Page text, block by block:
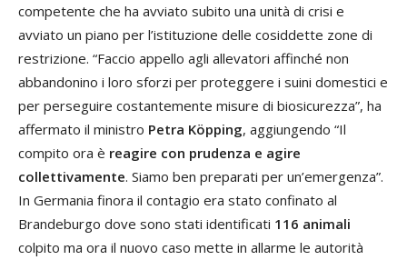
competente che ha avviato subito una unità di crisi e
avviato un piano per l’istituzione delle cosiddette zone di
restrizione. “Faccio appello agli allevatori affinché non
abbandonino i loro sforzi per proteggere i suini domestici e
per perseguire costantemente misure di biosicurezza”, ha
affermato il ministro Petra Köpping, aggiungendo “Il
compito ora è reagire con prudenza e agire
collettivamente. Siamo ben preparati per un’emergenza”.
In Germania finora il contagio era stato confinato al
Brandeburgo dove sono stati identificati 116 animali
colpito ma ora il nuovo caso mette in allarme le autorità